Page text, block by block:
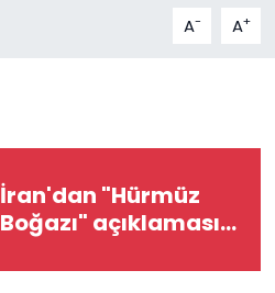
A- A+
İran'dan "Hürmüz
Boğazı" açıklaması...